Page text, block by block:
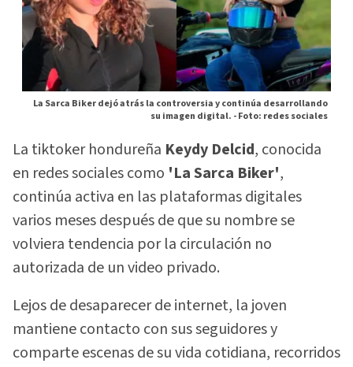
La Sarca Biker dejó atrás la controversia y continúa desarrollando
su imagen digital. -Foto: redes sociales
La tiktoker hondureña Keydy Delcid, conocida
en redes sociales como 'La Sarca Biker',
continúa activa en las plataformas digitales
varios meses después de que su nombre se
volviera tendencia por la circulación no
autorizada de un video privado.
Lejos de desaparecer de internet, la joven
mantiene contacto con sus seguidores y
comparte escenas de su vida cotidiana, recorridos